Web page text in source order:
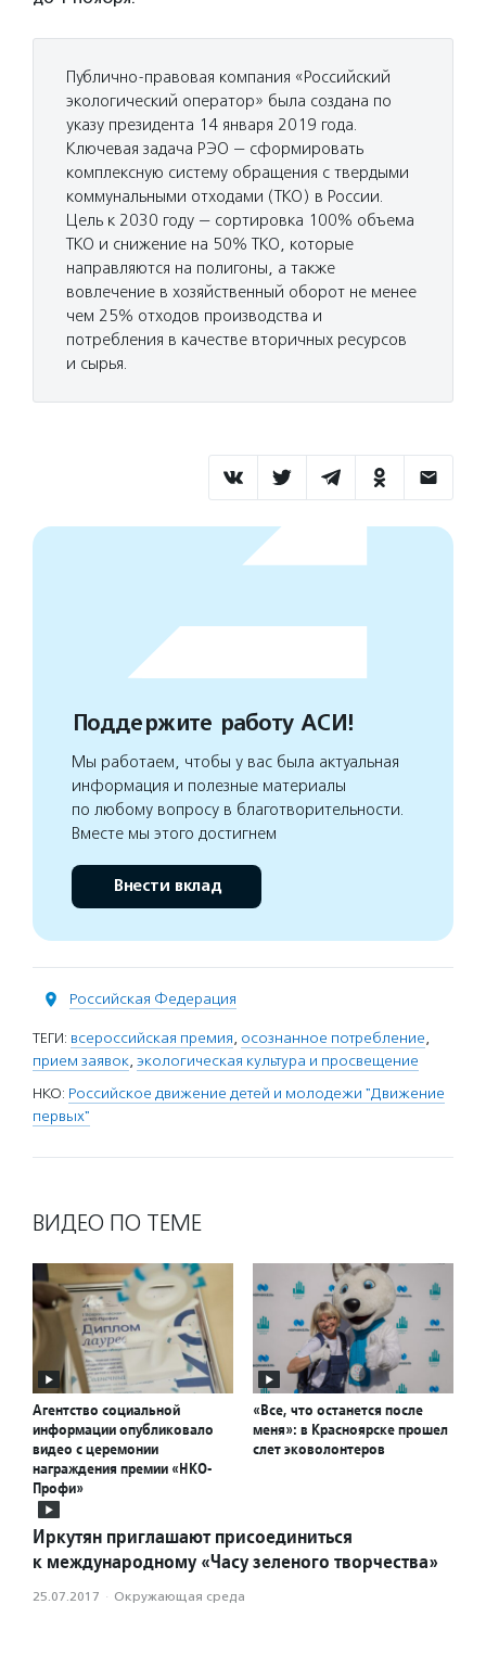
Публично-правовая компания «Российский
экологический оператор» была создана по
указу президента 14 января 2019 года.
Ключевая задача РЭО — сформировать
комплексную систему обращения с твердыми
коммунальными отходами (ТКО) в России.
Цель к 2030 году — сортировка 100% объема
ТКО и снижение на 50% ТКО, которые
направляются на полигоны, а также
вовлечение в хозяйственный оборот не менее
чем 25% отходов производства и
потребления в качестве вторичных ресурсов
и сырья.
Поддержите работу АСИ!
Мы работаем, чтобы у вас была актуальная
информация и полезные материалы
по любому вопросу в благотворительности.
Вместе мы этого достигнем
Внести вклад
Российская Федерация
ТЕГИ: всероссийская премия, осознанное потребление,
прием заявок, экологическая культура и просвещение
НКО: Российское движение детей и молодежи "Движение
первых"
ВИДЕО ПО ТЕМЕ
Агентство социальной
информации опубликовало
видео с церемонии
награждения премии «НКО-
Профи»
«Все, что останется после
меня»: в Красноярске прошел
слет эковолонтеров
Иркутян приглашают присоединиться
к международному «Часу зеленого творчества»
25.07.2017 · Окружающая среда